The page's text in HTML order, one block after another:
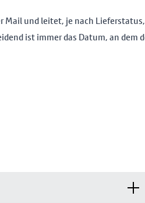
und leitet, je nach
ist immer das Datum, an dem